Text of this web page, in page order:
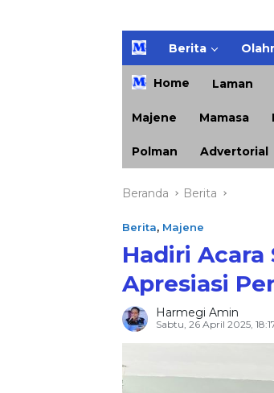
H
m
e
Berita
Home Laman
Majene Mamasa
Polman Advertorial
Beranda Berita
Berita, Majene
Hadiri Acara
Apresiasi
Harmegi Amin
Sabtu, 26 April 2025,